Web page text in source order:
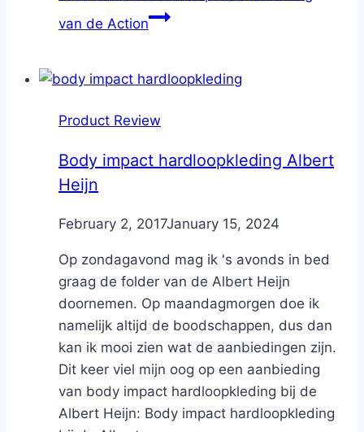
van de Action
Product Review
Body impact hardloopkleding Albert
Heijn
ByNicole
February 2, 2017January 15, 2024
Op zondagavond mag ik 's avonds in bed
graag de folder van de Albert Heijn
doornemen. Op maandagmorgen doe ik
namelijk altijd de boodschappen, dus dan
kan ik mooi zien wat de aanbiedingen zijn.
Dit keer viel mijn oog op een aanbieding
van body impact hardloopkleding bij de
Albert Heijn: Body impact hardloopkleding